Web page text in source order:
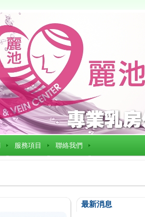
服務項目 聯絡我們
最新消息